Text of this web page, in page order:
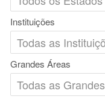
Instituições
Grandes Áreas